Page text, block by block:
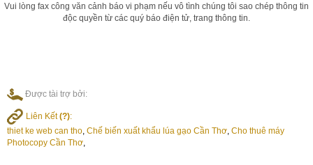
Vui lòng fax công văn cảnh báo vi phạm nếu vô tình chúng tôi sao chép thông tin
độc quyền từ các quý báo điện tử, trang thông tin.
Được tài trợ bởi:
Liên Kết(?):
thiet ke web can tho, Chế biến xuất khẩu lúa gạo Cần Thơ, Cho thuê máy
Photocopy Cần Thơ,